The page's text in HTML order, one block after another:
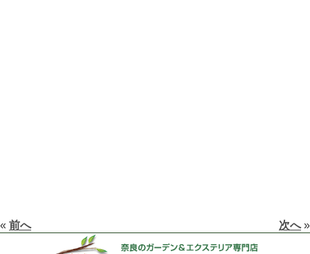
« 前へ 次へ»